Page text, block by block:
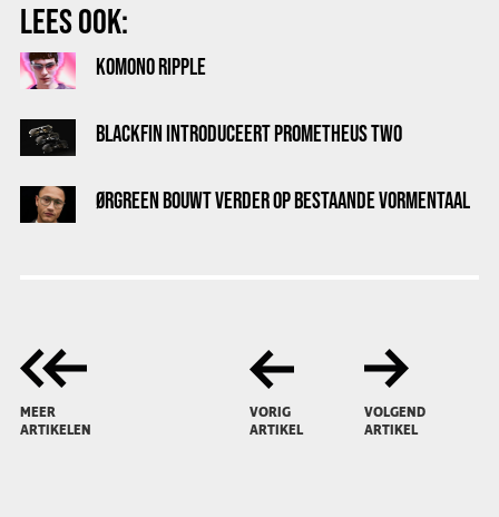
LEES OOK:
KOMONO RIPPLE
BLACKFIN INTRODUCEERT PROMETHEUS TWO
ØRGREEN BOUWT VERDER OP BESTAANDE VORMENTAAL
MEER
ARTIKELEN
VORIG
ARTIKEL
VOLGEND
ARTIKEL